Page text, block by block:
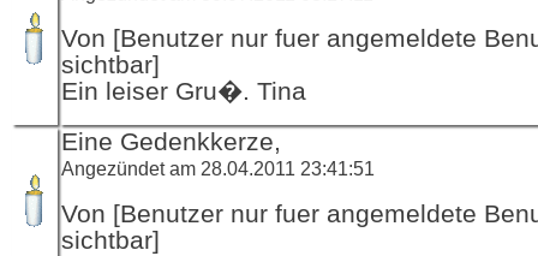
Von [Benutzer nur fuer angemeldete
sichtbar]
Ein leiser Gru�. Tina
Eine Gedenkkerze,
Angezündet am 28.04.2011 23:41:51
Von [Benutzer nur fuer angemeldete
sichtbar]